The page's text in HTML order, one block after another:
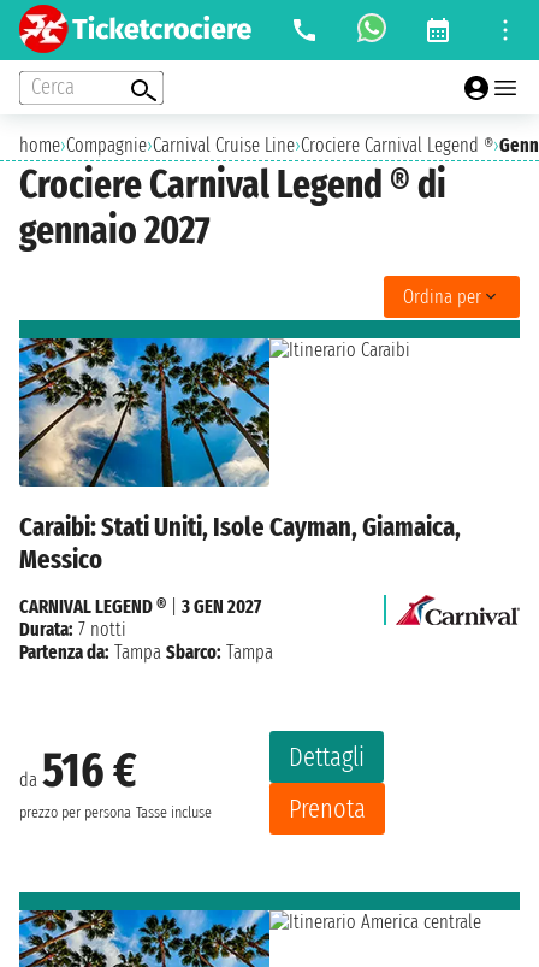
Cerca
home›Compagnie›Carnival Cruise Line›Crociere Carnival Legend ®›
Crociere Carnival Legend ® di
gennaio 2027
Ordina per
Caraibi: Stati Uniti, Isole Cayman, Giamaica,
Messico
da 516 €
prezzo per persona Tasse incluse
Dettagli
Prenota
CARNIVAL LEGEND ®
3 GEN 2027
Durata: 7 notti
Partenza da: Tampa Sbarco: Tampa